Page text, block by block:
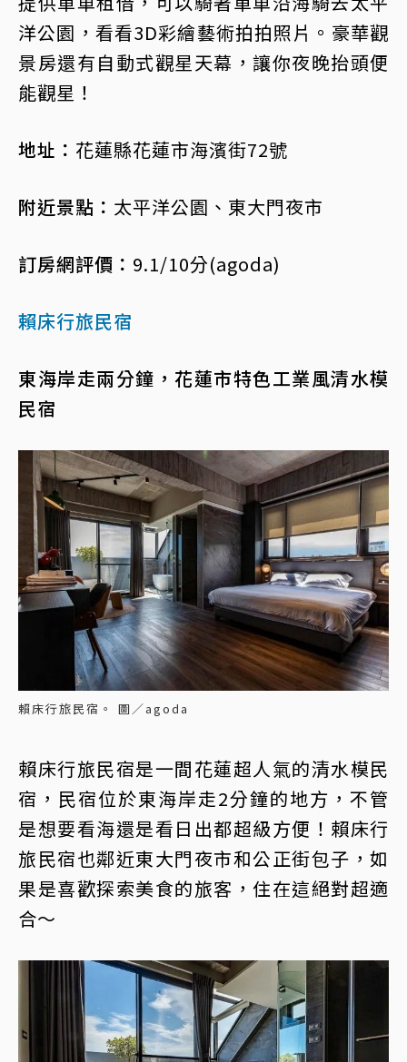
洋公園，看看3D彩繪藝術拍拍照片。豪華觀
景房還有自動式觀星天幕，讓你夜晚抬頭便
能觀星！
地址： 花蓮縣花蓮市海濱街72號
附近景點： 太平洋公園、東大門夜市
訂房網評價： 9.1/10分(agoda)
賴床行旅民宿
東海岸走兩分鐘，花蓮市特色工業風清水模
民宿
賴床行旅民宿。 圖／agoda
賴床行旅民宿是一間花蓮超人氣的清水模民
宿，民宿位於東海岸走2分鐘的地方，不管
是想要看海還是看日出都超級方便！賴床行
旅民宿也鄰近東大門夜市和公正街包子，如
果是喜歡探索美食的旅客，住在這絕對超適
合～